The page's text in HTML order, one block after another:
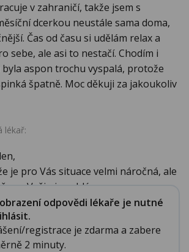
v zahraničí, takže jsem s
dcerkou neustále sama doma,
Čas od času si udělám relax a
sebe, ale asi to nestačí. Chodím i
aspon trochu vyspalá, protože
špatně. Moc děkuji za jakoukoliv
lékař:
je pro Vás situace velmi náročná, ale
za Vašimi problém...
odpovědi lékaře je nutné
registrace je zdarma a zabere
2 minuty.